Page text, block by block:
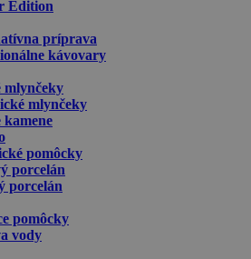
Edition
príprava
kávovary
mlynčeky
mlynčeky
kamene
pomôcky
porcelán
porcelán
pomôcky
vody